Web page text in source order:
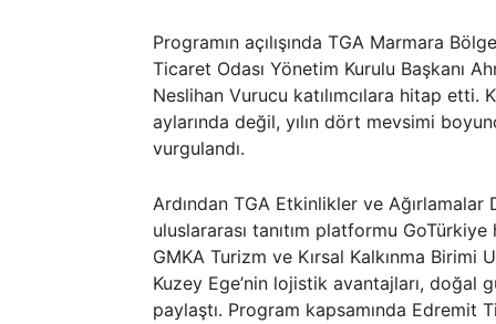
Programın açılışında TGA Marmara
Ticaret Odası Yönetim Kurulu Başkanı
Neslihan Vurucu katılımcılara hitap etti.
aylarında değil, yılın dört mevsimi
vurgulandı.
Ardından TGA Etkinlikler ve Ağırlamalar
uluslararası tanıtım platformu
GMKA Turizm ve Kırsal Kalkınma Birimi
Kuzey Ege’nin lojistik avantajları, doğal
paylaştı. Program kapsamında Edremit